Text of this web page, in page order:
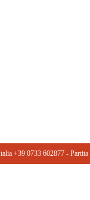
+39 0733 602877 ‎-